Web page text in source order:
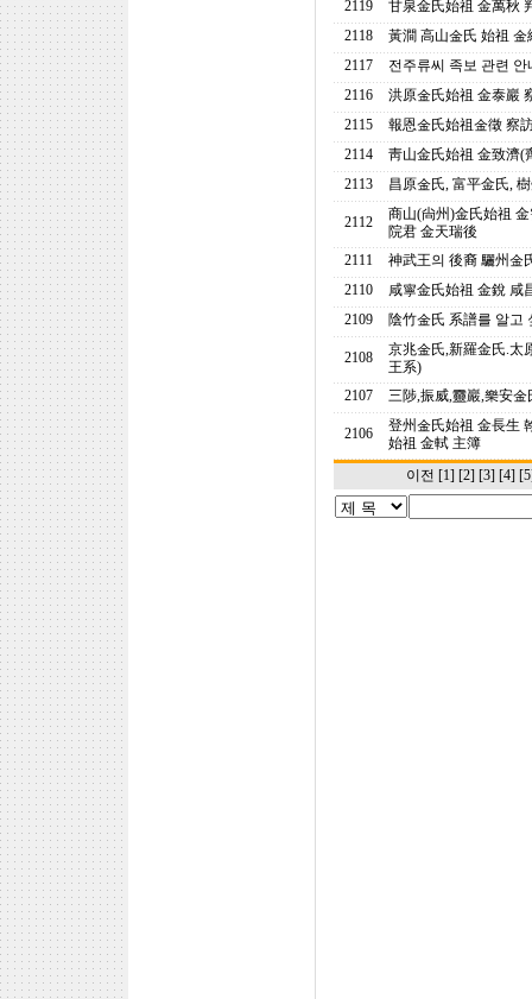
2119
甘泉金氏始祖 金萬秋
2118
黃澗 高山金氏 始祖 金
2117
전주류씨 족보 관련 안
2116
洪原金氏始祖 金泰巖
2115
報恩金氏始祖金徵 察
2114
靑山金氏始祖 金致濟(
2113
昌原金氏, 富平金氏,
2112
商山(尙州)金氏始祖
院君 金天瑞後
2111
神武王의 後裔 驪州金
2110
咸寧金氏始祖 金銳 咸
2109
陰竹金氏 系譜를 알고
2108
京兆金氏,新羅金氏.太
王系)
2107
三陟,振威,靈巖,樂安金
2106
登州金氏始祖 金長生
始祖 金軾 主簿
이전 [1] [2] [3] [4]